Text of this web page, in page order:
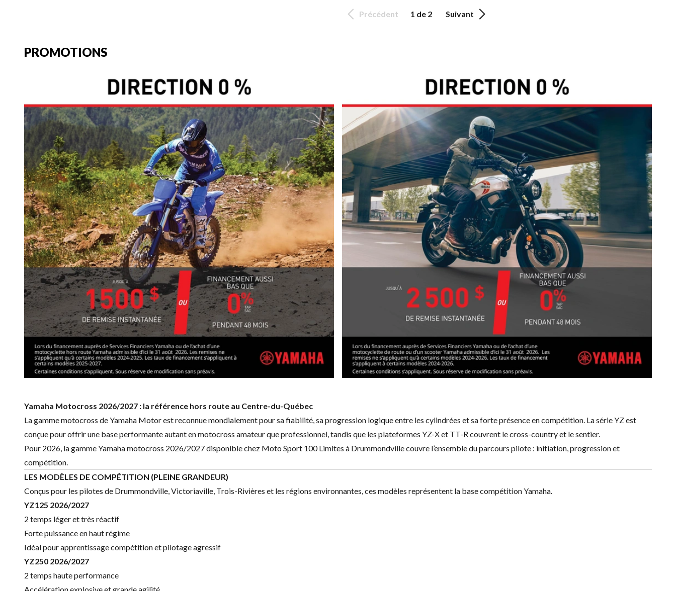
Précédent 1 de 2 Suivant
PROMOTIONS
Yamaha Motocross 2026/2027 : la référence hors route au Centre-du-Québec
La gamme motocross deYamaha Motorest reconnue mondialement pour sa fiabilité, sa progression logique entre les cylindrées et sa forte présence en compétition. La série YZ est
conçue pour offrir une base performante autant en motocross amateur que professionnel, tandis que les plateformes YZ-X et TT-R couvrent le cross-country et le sentier.
Pour 2026, la gamme Yamaha motocross 2026/2027 disponible chez Moto Sport 100 Limites à Drummondville couvre l’ensemble du parcours pilote : initiation, progression et
compétition.
LES MODÈLES DE COMPÉTITION (PLEINE GRANDEUR)
Conçus pour les pilotes de Drummondville, Victoriaville, Trois-Rivières et les régions environnantes, ces modèles représentent la base compétition Yamaha.
YZ125 2026/2027
2 temps léger et très réactif
Forte puissance en haut régime
Idéal pour apprentissage compétition et pilotage agressif
YZ250 2026/2027
2 temps haute performance